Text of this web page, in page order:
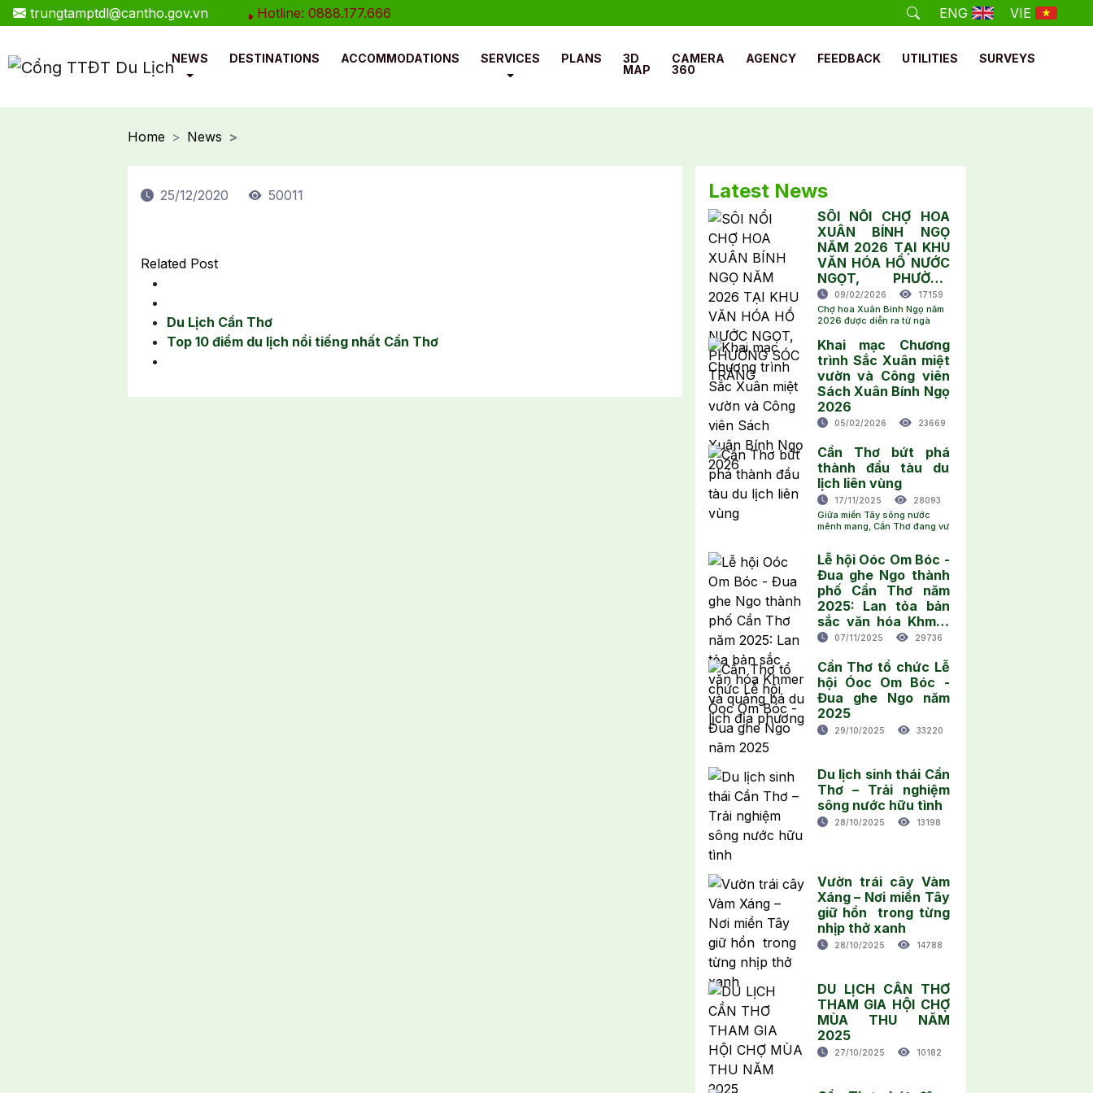
trungtamptdl@cantho.gov.vn ENG VIE
Hotline: 0888.177.666
NEWS DESTINATIONS ACCOMMODATIONS SERVICES PLANS
3D
MAP
CAMERA
360
AGENCY FEEDBACK UTILITIES SURVEYS
Home News
25/12/2020 50011
Related Post
Du Lịch Cần Thơ
Top 10 điểm du lịch nổi tiếng nhất Cần Thơ
Latest News
SÔI NỔI CHỢ HOA
XUÂN BÍNH NGỌ
NĂM 2026 TẠI KHU
VĂN HÓA HỒ NƯỚC
NGỌT, PHƯỜNG
SÓC TRĂNG
09/02/2026 17159
Chợ hoa Xuân Bính Ngọ năm
2026 được diễn ra từ ngà
Khai mạc Chương
trình Sắc Xuân miệt
vườn và Công viên
Sách Xuân Bính Ngọ
2026
05/02/2026 23669
Cần Thơ bứt phá
thành đầu tàu du
lịch liên vùng
17/11/2025 28093
Giữa miền Tây sông nước
mênh mang, Cần Thơ đang vư
Lễ hội Oóc Om Bóc -
Đua ghe Ngo thành
phố Cần Thơ năm
2025: Lan tỏa bản
sắc văn hóa Khmer
và quảng bá du lịch
07/11/2025 29736
Cần Thơ tổ chức Lễ
hội Óoc Om Bóc -
Đua ghe Ngo năm
2025
29/10/2025 33220
Du lịch sinh thái Cần
Thơ – Trải nghiệm
sông nước hữu tình
28/10/2025 13198
Vườn trái cây Vàm
Xáng – Nơi miền Tây
giữ hồn trong từng
nhịp thở xanh
28/10/2025 14788
DU LỊCH CẦN THƠ
THAM GIA HỘI CHỢ
MÙA THU NĂM
2025
27/10/2025 10182